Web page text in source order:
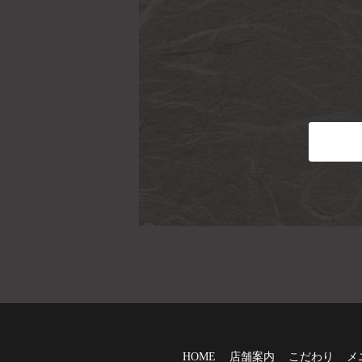
HOME 店舗案内 こだわり